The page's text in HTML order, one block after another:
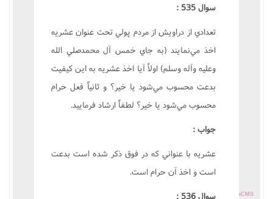
سوال 535 :
تعدادي از دراويش از مردم پولي تحت عنوان عشريه
اخذ مي‌نمايند (به جاي خمس آل محمدصلي الله
وعليه وآله وسلم) اولاً آيا اخذ عشريه به اين کيفيت
بدعت محسوب مي‌شود يا خير؟ و ثانياً فعل حرام
محسوب مي‌شود يا خير؟ لطفاً ارشاد فرماييد.
جواب :
عشريه با عنواني که در فوق ذکر شده است بدعت
است و اخذ آن حرام است.
سوال 536 :
Powered by TayaCMS